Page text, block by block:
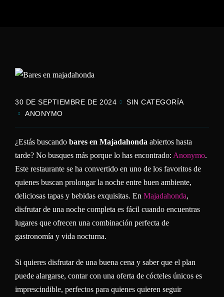
30 DE SEPTIEMBRE DE 2024
SIN CATEGORÍA
ANONYMO
¿Estás buscando bares en Majadahonda abiertos hasta
tarde? No busques más porque lo has encontrado: Anonymo.
Este restaurante se ha convertido en uno de los favoritos de
quienes buscan prolongar la noche entre buen ambiente,
deliciosas tapas y bebidas exquisitas. En Majadahonda,
disfrutar de una noche completa es fácil cuando encuentras
lugares que ofrecen una combinación perfecta de
gastronomía y vida nocturna.
Si quieres disfrutar de una buena cena y saber que el plan
puede alargarse, contar con una oferta de cócteles únicos es
imprescindible, perfectos para quienes quieren seguir